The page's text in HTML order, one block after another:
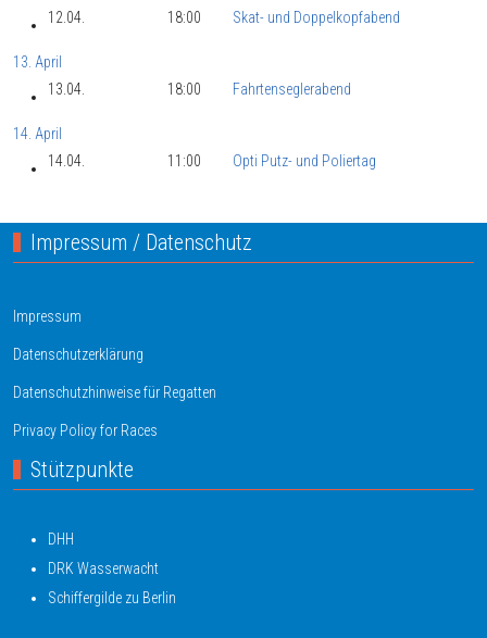
12.04.
18:00 Skat- und Doppelkopfabend
13. April
13.04.
18:00 Fahrtenseglerabend
14. April
14.04.
11:00 Opti Putz- und Poliertag
Impressum / Datenschutz
Impressum
Datenschutzerklärung
Datenschutzhinweise für Regatten
Privacy Policy for Races
Stützpunkte
DHH
DRK Wasserwacht
Schiffergilde zu Berlin